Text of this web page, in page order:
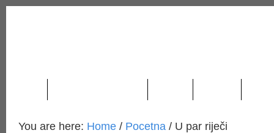
You are here: Home / Pocetna / U par riječi